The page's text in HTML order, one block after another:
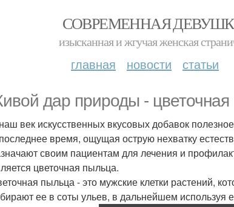
СОВРЕМЕННАЯ
изысканная и жгучая женская
главная новости статьи
дар природы -
век искусственных вкусовых добавок
время, ощущая острую нехватку
своим пациентам для лечения и
цветочная пыльца.
пыльца - это мужские клетки растений,
ее в соты ульев, в дальнейшем используя